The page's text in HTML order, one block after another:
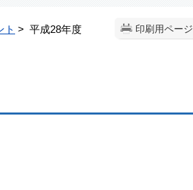
印刷用ページ
ト > 平成28年度